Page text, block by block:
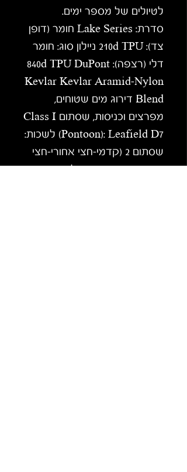
לטיולים של מספר ימים.
סדרת: Lake Series חומר (דופן
צד): 210d TPU ניילון סוג: חומר
דלי (רצפה): 840d TPU DuPont
Kevlar Kevlar Aramid-Nylon
Blend דירוג מים שטוחים,
מפרצים וכניסות, שסתום Class I
(Pontoon): Leafield D7 לשכות:
שסתום 2 (קדמי-חצי אחורי-חצי